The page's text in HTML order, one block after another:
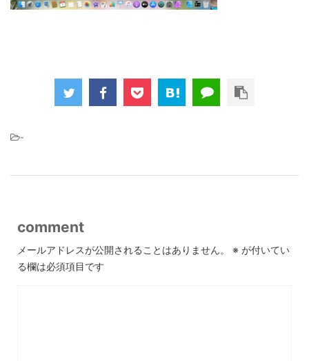
-
comment
メールアドレスが公開されることはありません。 ※ が付いてい
る欄は必須項目です